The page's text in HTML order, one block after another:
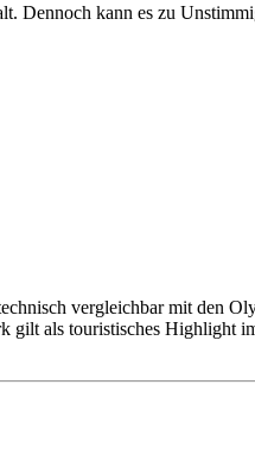
kann es zu
vergleichbar mit den
als touristisches Highlight